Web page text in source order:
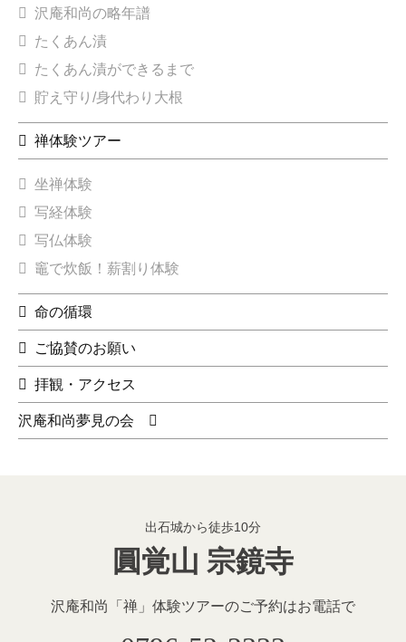
沢庵和尚の略年譜
たくあん漬
たくあん漬ができるまで
貯え守り/身代わり大根
禅体験ツアー
坐禅体験
写経体験
写仏体験
竈で炊飯！薪割り体験
命の循環
ご協賛のお願い
拝観・アクセス
沢庵和尚夢見の会
出石城から徒歩10分
圓覚山 宗鏡寺
沢庵和尚「禅」体験ツアーのご予約はお電話で